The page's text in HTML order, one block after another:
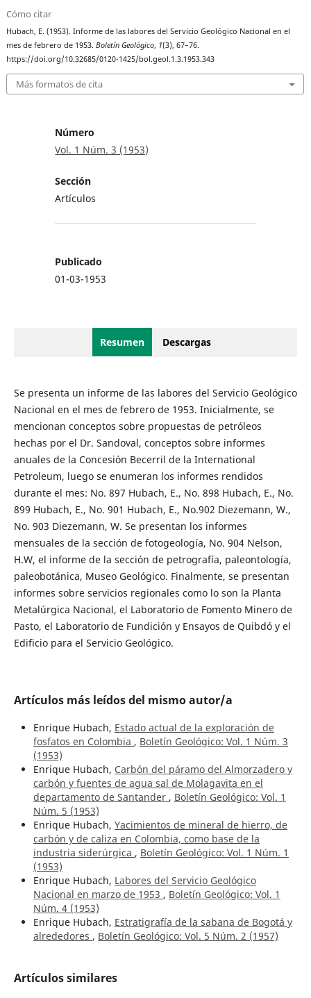
Cómo citar
Hubach, E. (1953). Informe de las labores del Servicio Geológico Nacional en el
mes de febrero de 1953.Boletín Geológico, 1(3), 67–76.
https://doi.org/10.32685/0120-1425/bol.geol.1.3.1953.343
Más formatos de cita
Número
Vol. 1 Núm. 3 (1953)
Sección
Artículos
Publicado
01-03-1953
Resumen Descargas
Se presenta un informe de las labores del Servicio Geológico
Nacional en el mes de febrero de 1953. Inicialmente, se
mencionan conceptos sobre propuestas de petróleos
hechas por el Dr. Sandoval, conceptos sobre informes
anuales de la Concesión Becerril de la International
Petroleum, luego se enumeran los informes rendidos
durante el mes: No. 897 Hubach, E., No. 898 Hubach, E., No.
899 Hubach, E., No. 901 Hubach, E., No.902 Diezemann, W.,
No. 903 Diezemann, W. Se presentan los informes
mensuales de la sección de fotogeología, No. 904 Nelson,
H.W, el informe de la sección de petrografía, paleontología,
paleobotánica, Museo Geológico. Finalmente, se presentan
informes sobre servicios regionales como lo son la Planta
Metalúrgica Nacional, el Laboratorio de Fomento Minero de
Pasto, el Laboratorio de Fundición y Ensayos de Quibdó y el
Edificio para el Servicio Geológico.
Artículos más leídos del mismo autor/a
Enrique Hubach, Estado actual de la exploración de
fosfatos en Colombia , Boletín Geológico: Vol. 1 Núm. 3
(1953)
Enrique Hubach, Carbón del páramo del Almorzadero y
carbón y fuentes de agua sal de Molagavita en el
departamento de Santander , Boletín Geológico: Vol. 1
Núm. 5 (1953)
Enrique Hubach, Yacimientos de mineral de hierro, de
carbón y de caliza en Colombia, como base de la
industria siderúrgica , Boletín Geológico: Vol. 1 Núm. 1
(1953)
Enrique Hubach, Labores del Servicio Geológico
Nacional en marzo de 1953 , Boletín Geológico: Vol. 1
Núm. 4 (1953)
Enrique Hubach, Estratigrafía de la sabana de Bogotá y
alrededores , Boletín Geológico: Vol. 5 Núm. 2 (1957)
Artículos similares